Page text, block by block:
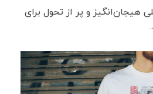
(1404) فصلی هیجان‌انگیز و پر از تحول برای